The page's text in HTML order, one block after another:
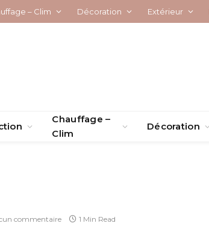
– Clim Décoration Extérieur
Chauffage –
Clim
Décoration
commentaire 1 Min Read